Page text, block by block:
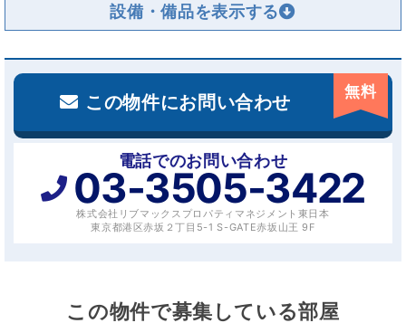
設備・備品を
この物件にお問い合わせ 無料
電話でのお問い合わせ
03-3505-3422
株式会社リブマックスプロパティマネジメント東日本
東京都港区赤坂２丁目5-1 S-GATE赤坂山王 9F
この物件で募集している部屋